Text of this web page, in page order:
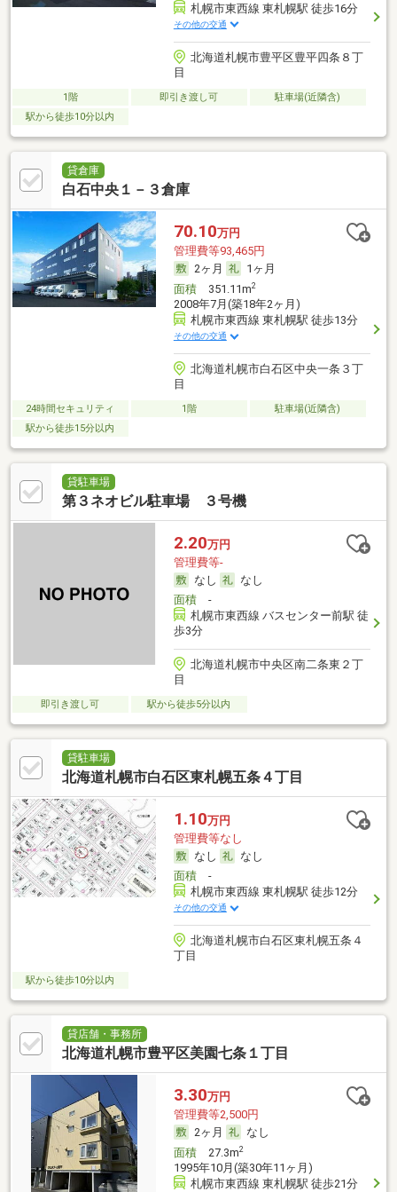
札幌市東西線 東札幌駅 徒歩16分
その他の交通
北海道札幌市豊平区豊平四条８丁
目
1階 即引き渡し可
駐車場(近隣含)
駅から徒歩10分以内
貸倉庫
白石中央１－３倉庫
70.10万円
管理費等93,465円
2ヶ月
1ヶ月
面積351.11m2
2008年7月(築18年2ヶ月)
札幌市東西線 東札幌駅 徒歩13分
その他の交通
北海道札幌市白石区中央一条３丁
目
24時間セキュリティ 1階
駐車場(近隣含)
駅から徒歩15分以内
貸駐車場
第３ネオビル駐車場 ３号機
2.20万円
管理費等-
なし
なし
面積-
札幌市東西線 バスセンター前駅 徒
歩3分
北海道札幌市中央区南二条東２丁
目
即引き渡し可 駅から徒歩5分以内
貸駐車場
北海道札幌市白石区東札幌五条４丁目
1.10万円
管理費等なし
なし
なし
面積-
札幌市東西線 東札幌駅 徒歩12分
その他の交通
北海道札幌市白石区東札幌五条４
丁目
駅から徒歩10分以内
貸店舗・事務所
北海道札幌市豊平区美園七条１丁目
3.30万円
管理費等2,500円
2ヶ月
なし
面積27.3m2
1995年10月(築30年11ヶ月)
札幌市東西線 東札幌駅 徒歩21分